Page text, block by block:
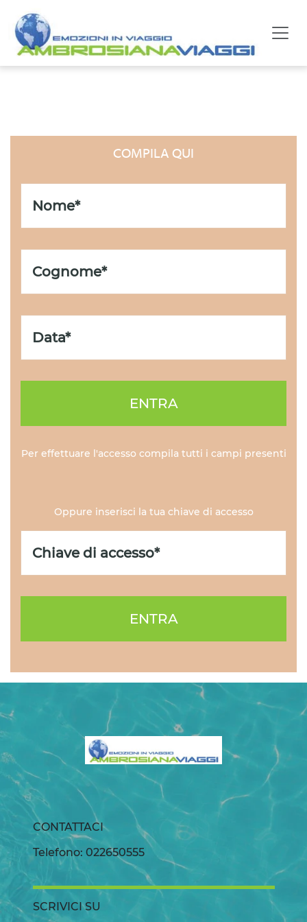
COMPILA QUI
ENTRA
Per effettuare l'accesso compila tutti i campi presenti
Oppure inserisci la tua chiave di accesso
ENTRA
CONTATTACI
Telefono: 022650555
SCRIVICI SU